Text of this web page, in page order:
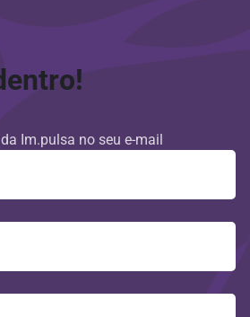
Im.pulsa no seu e-mail